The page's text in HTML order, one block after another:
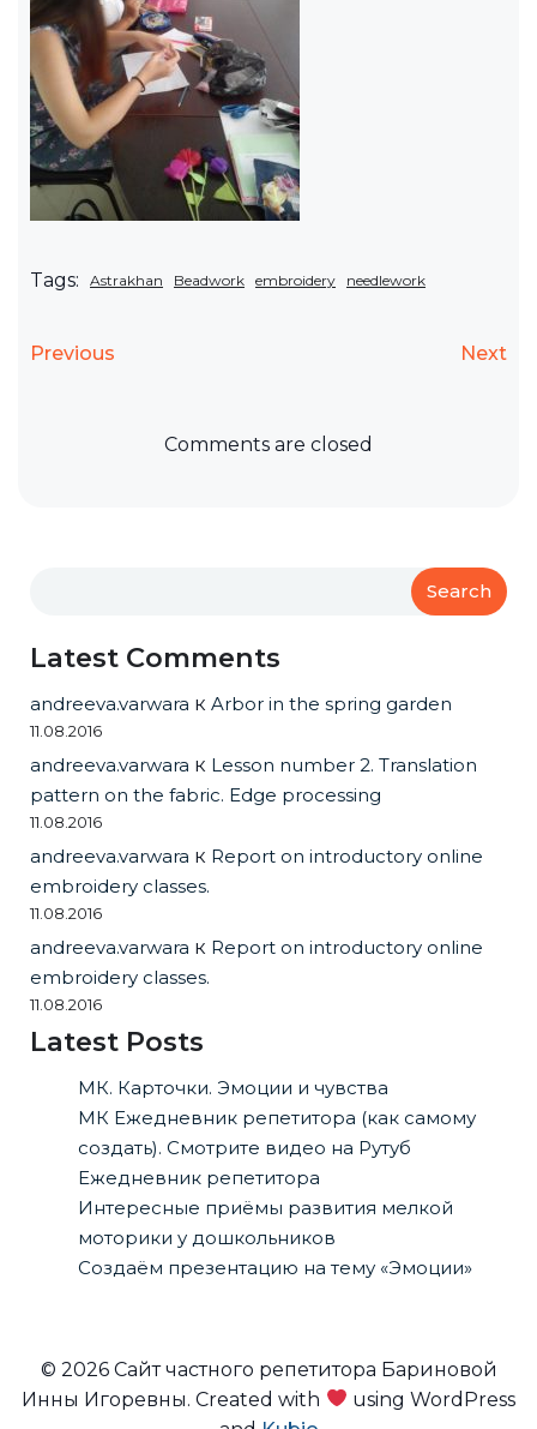
Tags: Astrakhan Beadwork embroidery needlework
Previous Next
Comments are closed
Search
Latest Comments
andreeva.varwara к Arbor in the spring garden
11.08.2016
andreeva.varwara к Lesson number 2. Translation
pattern on the fabric. Edge processing
11.08.2016
andreeva.varwara к Report on introductory online
embroidery classes.
11.08.2016
andreeva.varwara к Report on introductory online
embroidery classes.
11.08.2016
Latest Posts
МК. Карточки. Эмоции и чувства
МК Ежедневник репетитора (как самому
создать). Смотрите видео на Рутуб
Ежедневник репетитора
Интересные приёмы развития мелкой
моторики у дошкольников
Создаём презентацию на тему «Эмоции»
© 2026 Сайт частного репетитора Бариновой
Инны Игоревны. Created with
using WordPress